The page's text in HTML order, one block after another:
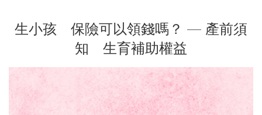
生小孩 保險可以領錢嗎？ — 產前須
知 生育補助權益